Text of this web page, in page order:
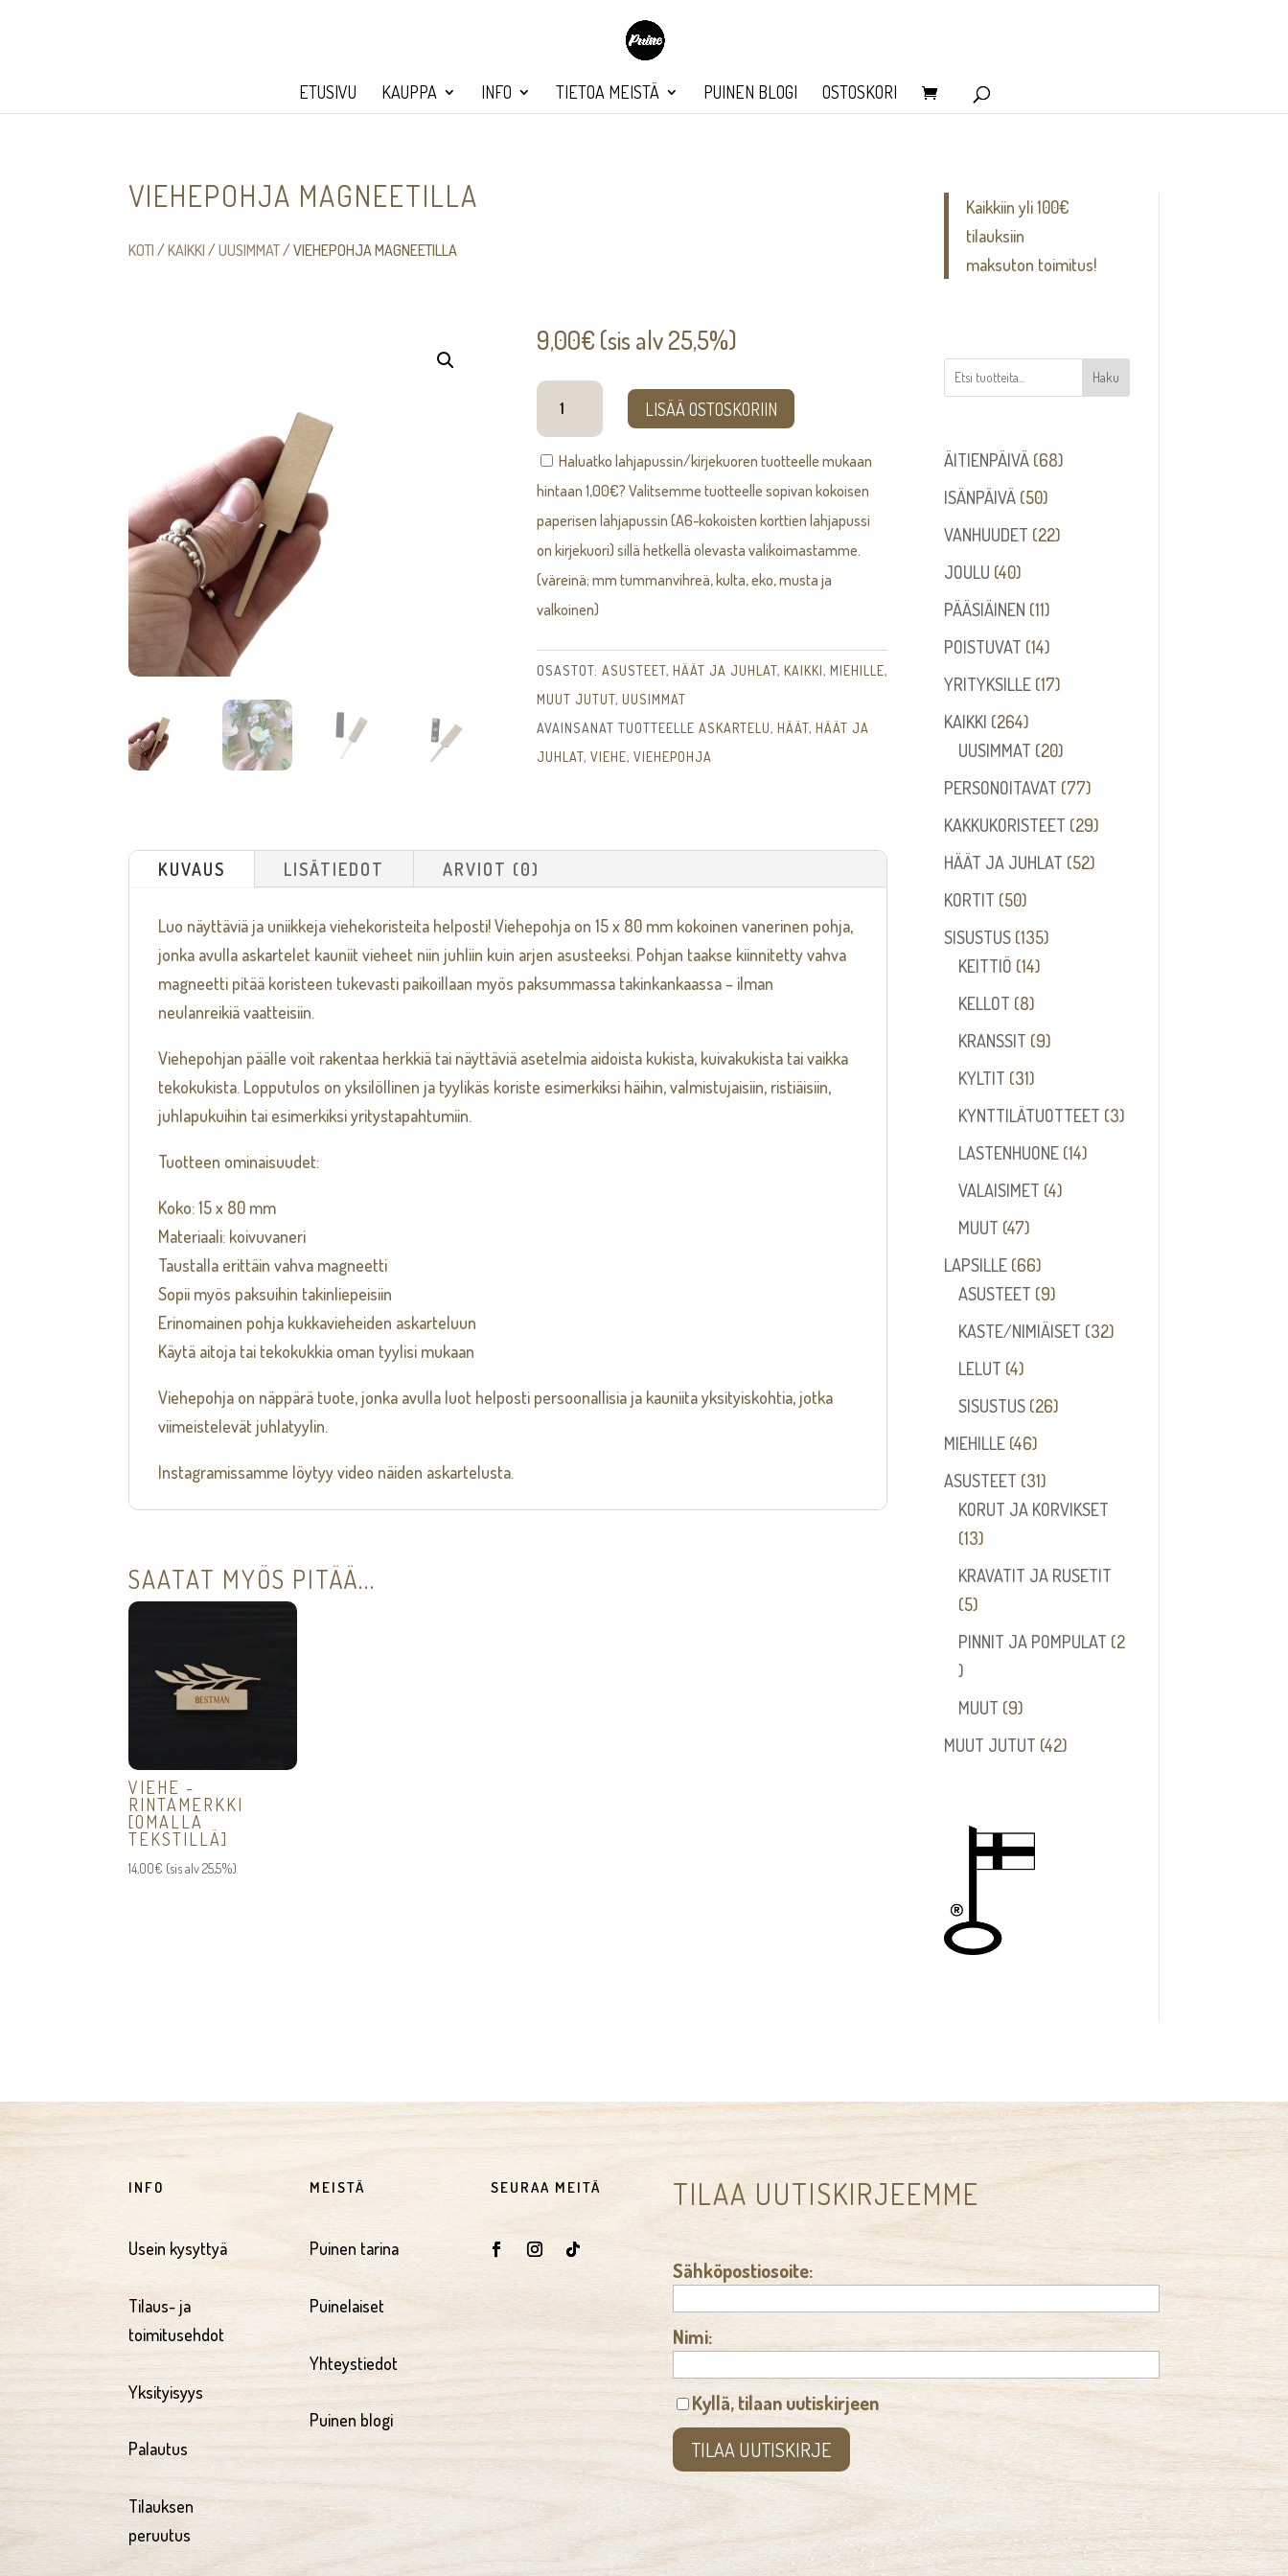
ETUSIVU KAUPPA INFO TIETOA MEISTÄ PUINEN BLOGI OSTOSKORI
VIEHEPOHJA MAGNEETILLA
KOTI /KAIKKI /UUSIMMAT/ VIEHEPOHJA MAGNEETILLA
9,00€ (sis alv 25,5%)
Viehepohja
määrä
LISÄÄ OSTOSKORIIN
Haluatko lahjapussin/kirjekuoren tuotteelle mukaan
hintaan 1,00€? Valitsemme tuotteelle sopivan kokoisen
paperisen lahjapussin (A6-kokoisten korttien lahjapussi
on kirjekuori) sillä hetkellä olevasta valikoimastamme.
(väreinä; mm tummanvihreä, kulta, eko, musta ja
valkoinen)
OSASTOT: ASUSTEET, HÄÄT JA JUHLAT, KAIKKI, MIEHILLE,
MUUT JUTUT, UUSIMMAT
AVAINSANAT TUOTTEELLE ASKARTELU, HÄÄT, HÄÄT JA
JUHLAT, VIEHE, VIEHEPOHJA
KUVAUS LISÄTIEDOT ARVIOT (0)
Luo näyttäviä ja uniikkeja viehekoristeita helposti! Viehepohja on 15 x 80 mm kokoinen vanerinen pohja,
jonka avulla askartelet kauniit vieheet niin juhliin kuin arjen asusteeksi. Pohjan taakse kiinnitetty vahva
magneetti pitää koristeen tukevasti paikoillaan myös paksummassa takinkankaassa – ilman
neulanreikiä vaatteisiin.
Viehepohjan päälle voit rakentaa herkkiä tai näyttäviä asetelmia aidoista kukista, kuivakukista tai vaikka
tekokukista. Lopputulos on yksilöllinen ja tyylikäs koriste esimerkiksi häihin, valmistujaisiin, ristiäisiin,
juhlapukuihin tai esimerkiksi yritystapahtumiin.
Tuotteen ominaisuudet:
Koko: 15 x 80 mm
Materiaali: koivuvaneri
Taustalla erittäin vahva magneetti
Sopii myös paksuihin takinliepeisiin
Erinomainen pohja kukkavieheiden askarteluun
Käytä aitoja tai tekokukkia oman tyylisi mukaan
Viehepohja on näppärä tuote, jonka avulla luot helposti persoonallisia ja kauniita yksityiskohtia, jotka
viimeistelevät juhlatyylin.
Instagramissamme löytyy video näiden askartelusta.
SAATAT MYÖS PITÄÄ...
VIEHE -
RINTAMERKKI
[OMALLA
TEKSTILLÄ]
14,00€ (sis alv 25,5%)
Kaikkiin yli 100€
tilauksiin
maksuton toimitus!
Haku
ÄITIENPÄIVÄ 6868
ISÄNPÄIVÄ 5050
tuotetta
VANHUUDET 2222
JOULU 4040
tuotetta
PÄÄSIÄINEN 1111
tuotetta
POISTUVAT 1414
tuotetta
YRITYKSILLE 1717
KAIKKI 264264
tuotetta
UUSIMMAT 2020
tuotetta
PERSONOITAVAT 7777
tuotetta
KAKKUKORISTEET 2929
tuotetta
HÄÄT JA JUHLAT 5252
KORTIT 5050
tuotetta
SISUSTUS 135135
KEITTIÖ 1414
KELLOT 88
tuotetta
KRANSSIT 99
KYLTIT 3131
tuotetta
KYNTTILÄTUOTTEET 33
LASTENHUONE 1414
VALAISIMET 44
MUUT 4747
tuotetta
LAPSILLE 6666
tuotetta
ASUSTEET 99
tuotetta
KASTE/NIMIÄISET 3232
LELUT 44
tuotetta
SISUSTUS 2626
MIEHILLE 4646
tuotetta
ASUSTEET 3131
tuotetta
KORUT JA KORVIKSET
1313
tuotetta
KRAVATIT JA RUSETIT
55
tuotetta
PINNIT JA POMPULAT 2
2
tuotetta
MUUT 99
tuotetta
MUUT JUTUT 4242
INFO
Usein kysyttyä
Tilaus- ja
toimitusehdot
Yksityisyys
Palautus
Tilauksen
peruutus
MEISTÄ
Puinen tarina
Puinelaiset
Yhteystiedot
Puinen blogi
SEURAA MEITÄ TILAA UUTISKIRJEEMME
Sähköpostiosoite:
Nimi:
Kyllä, tilaan uutiskirjeen